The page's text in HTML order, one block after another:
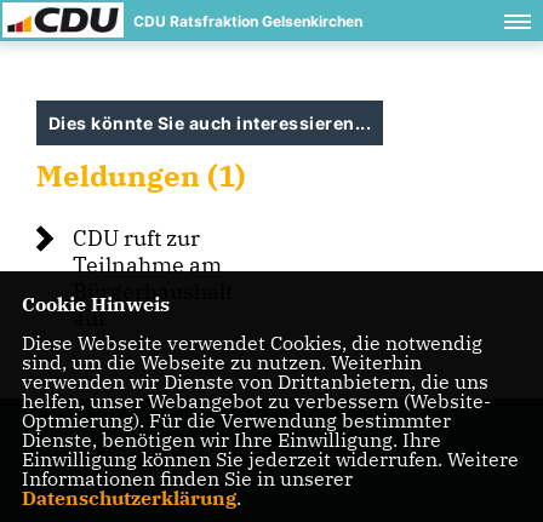
CDU Ratsfraktion Gelsenkirchen
Dies könnte Sie auch interessieren...
Meldungen (1)
CDU ruft zur
Teilnahme am
Bürgerhaushalt
auf
Hier finden Sie Informationen über die CDU
Ratsfraktion Gelsenkirchen
Cookie Hinweis
Diese Webseite verwendet Cookies, die notwendig
sind, um die Webseite zu nutzen. Weiterhin
verwenden wir Dienste von Drittanbietern, die uns
helfen, unser Webangebot zu verbessern (Website-
Optmierung). Für die Verwendung bestimmter
Dienste, benötigen wir Ihre Einwilligung. Ihre
Einwilligung können Sie jederzeit widerrufen. Weitere
Informationen finden Sie in unserer
Datenschutzerklärung.